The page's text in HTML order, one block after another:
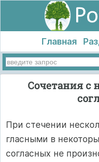
Главная
Сочетания с
При стечении
гласными в
согласных не